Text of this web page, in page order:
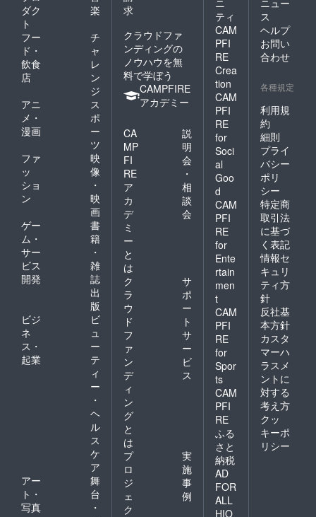
ダク
ト
楽
フー
ド・
飲食
店
チ
ャ
レ
ン
ジ
アニ
メ・
漫画
ス
ポ
ー
ツ
ファ
ッ
ショ
ン
映
像
・
映
画
ゲー
ム・
サー
ビス
開発
書
籍
・
雑
誌
出
版
ビジ
ネ
ス・
起業
ビ
ュ
ー
テ
ィ
ー
・
ヘ
ル
ス
ケ
ア
アー
ト・
写真
舞
台
・
求
クラウドファ
ンディングの
ノウハウを無
料で学ぼう
CAMPFIRE
アカデミー
CA
MP
FI
RE
ア
カ
デ
ミ
ー
と
は
説
明
会
・
相
談
会
ク
ラ
ウ
ド
フ
ァ
ン
デ
ィ
ン
グ
と
は
サ
ポ
ー
ト
サ
ー
ビ
ス
プ
ロ
ジ
ェ
ク
実
施
事
例
ニ
ティ
CAM
PFI
RE
Crea
tion
CAM
PFI
RE
for
Soci
al
Goo
d
CAM
PFI
RE
for
Ente
rtain
men
t
CAM
PFI
RE
for
Spor
ts
CAM
PFI
RE
ふる
さと
納税
AD
FOR
ALL
HIO
ニュー
ス
ヘルプ
お問い
合わせ
各種規定
利用規
約
細則
プライ
バシー
ポリ
シー
特定商
取引法
に基づ
く表記
情報セ
キュリ
ティ方
針
反社基
本方針
カスタ
マーハ
ラスメ
ントに
対する
考え方
クッ
キーポ
リシー